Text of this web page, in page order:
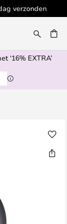
verzonden
‘16% EXTRA’